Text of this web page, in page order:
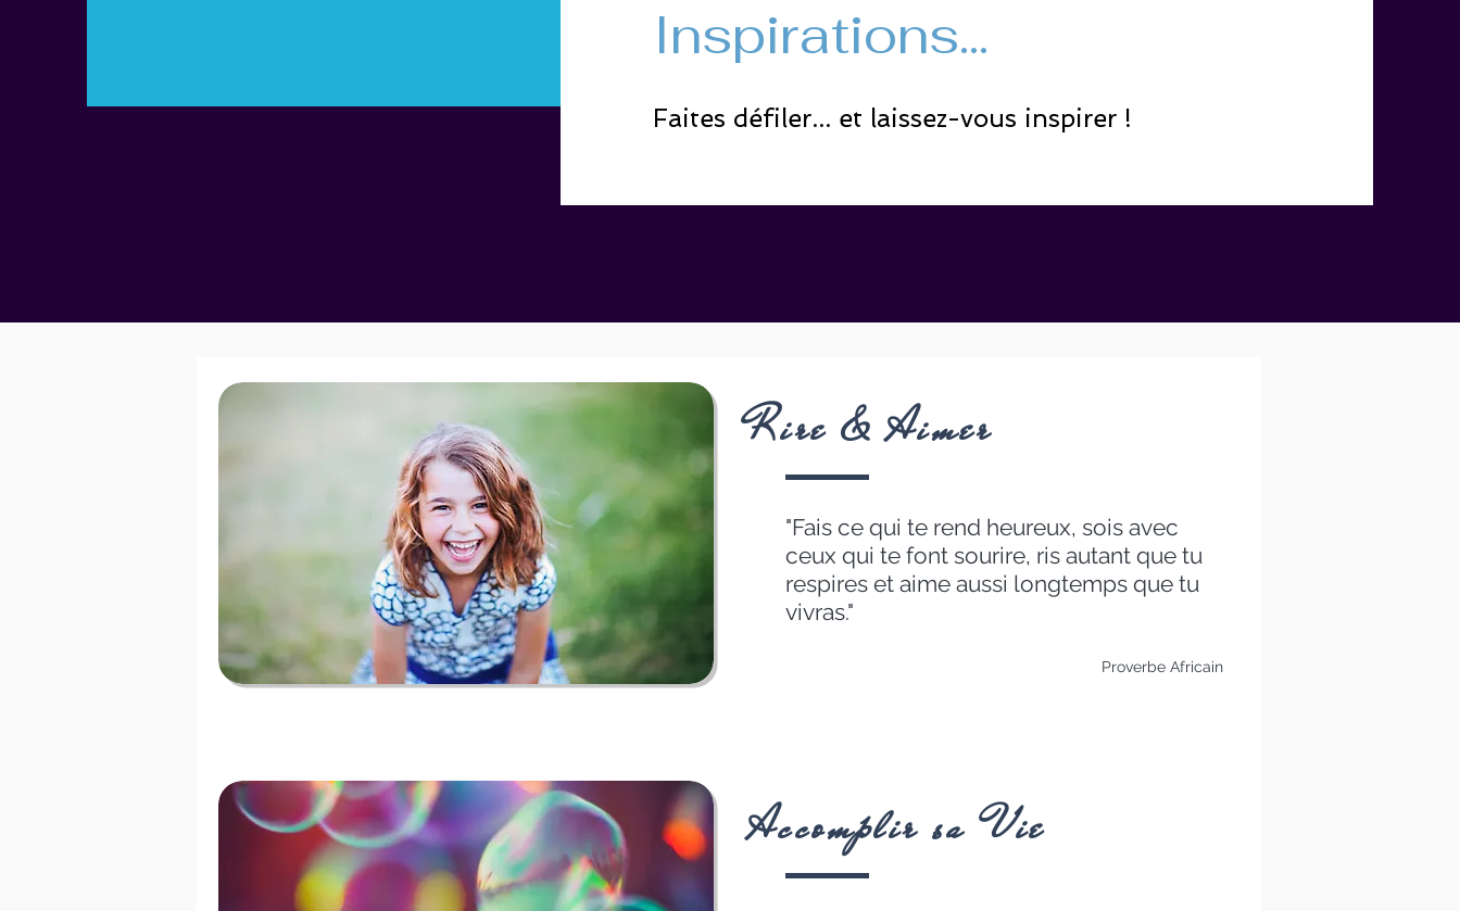
Inspirations...
Faites défiler... et laissez-vous inspirer !
Rire & Aimer
"Fais ce qui te rend heureux, sois avec
ceux qui te font sourire, ris autant que tu
respires et aime aussi longtemps que tu
vivras."
Proverbe Africain
Accomplir sa Vie